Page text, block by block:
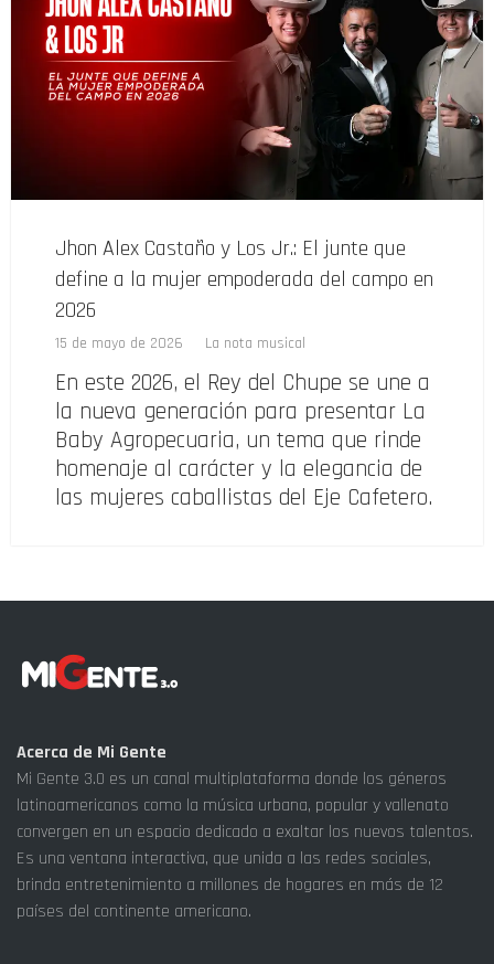
Jhon Alex Castaño y Los Jr.: El junte que
define a la mujer empoderada del campo en
2026
15 de mayo de 2026 La nota musical
En este 2026, el Rey del Chupe se une a
la nueva generación para presentar La
Baby Agropecuaria, un tema que rinde
homenaje al carácter y la elegancia de
las mujeres caballistas del Eje Cafetero.
Acerca de Mi Gente
Mi Gente 3.0 es un canal multiplataforma donde los géneros
latinoamericanos como la música urbana, popular y vallenato
convergen en un espacio dedicado a exaltar los nuevos talentos.
Es una ventana interactiva, que unida a las redes sociales,
brinda entretenimiento a millones de hogares en más de 12
países del continente americano.